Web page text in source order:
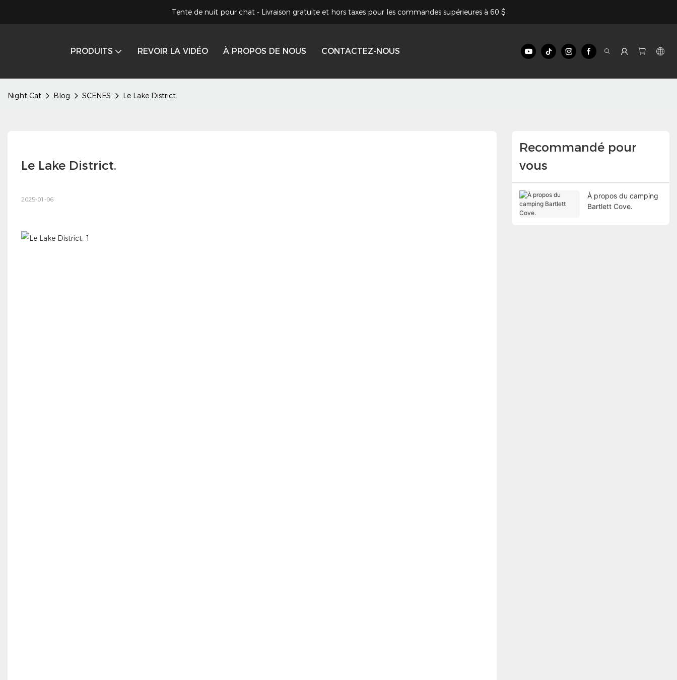
Tente de nuit pour chat - Livraison gratuite et hors taxes pour les commandes supérieures à 60 $
PRODUITS REVOIR LA VIDÉO À PROPOS DE NOUS CONTACTEZ-NOUS
Night Cat Blog SCENES Le Lake District.
Le Lake District.
2025-01-06
Recommandé pour
vous
À propos du camping
Bartlett Cove.